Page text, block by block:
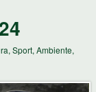
Sport, Ambiente,